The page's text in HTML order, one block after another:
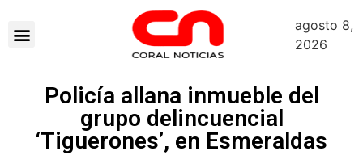
agosto 8,
2026
Policía allana inmueble del
grupo delincuencial
‘Tiguerones’, en Esmeraldas